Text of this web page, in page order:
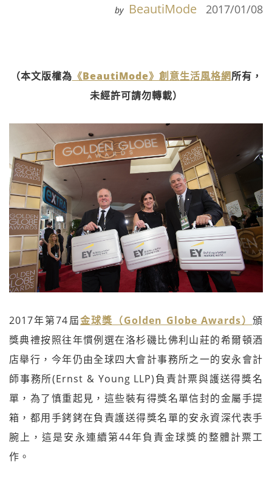
by BeautiMode 2017/01/08
（本文版權為 《BeautiMode》創意生活風格網所有，
未經許可請勿轉載）
2017年第74屆金球獎（Golden Globe Awards）頒
獎典禮按照往年慣例選在洛杉磯比佛利山莊的希爾頓酒
店舉行，今年仍由全球四大會計事務所之一的安永會計
師事務所(Ernst & Young LLP)負責計票與護送得獎名
單，為了慎重起見，這些裝有得獎名單信封的金屬手提
箱，都用手銬銬在負責護送得獎名單的安永資深代表手
腕上，這是安永連續第44年負責金球獎的整體計票工
作。